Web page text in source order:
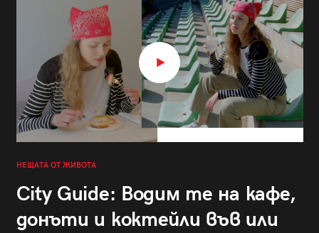
НЕЩАТА ОТ ЖИВОТА
City Guide: Водим те на кафе,
донъти и коктейли във или